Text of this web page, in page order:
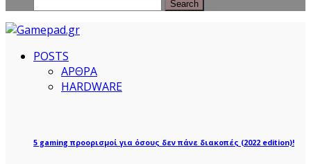
POSTS
ΑΡΘΡΑ
HARDWARE
5 gaming προορισμοί για όσους δεν πάνε διακοπές (2022 edition)!